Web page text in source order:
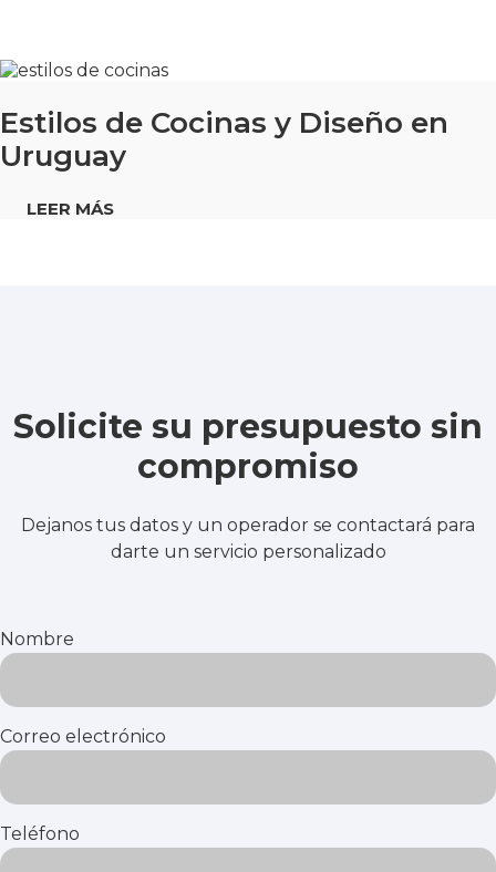
Estilos de Cocinas y Diseño en
Uruguay
LEER MÁS
Solicite su presupuesto sin
compromiso
Dejanos tus datos y un operador se contactará para
darte un servicio personalizado
Nombre
Correo electrónico
Teléfono